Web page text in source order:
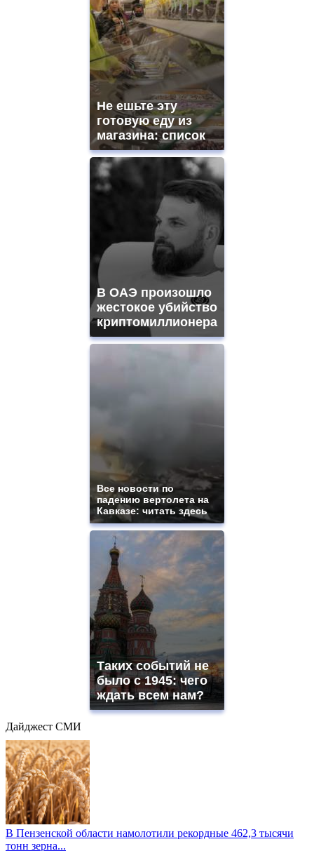
Не ешьте эту
готовую еду из
магазина: список
В ОАЭ произошло
жестокое убийство
криптомиллионера
Все новости по
падению вертолета на
Кавказе: читать здесь
Таких событий не
было с 1945: чего
ждать всем нам?
Дайджест СМИ
В Пензенской области намолотили рекордные 462,3 тысячи
тонн зерна...